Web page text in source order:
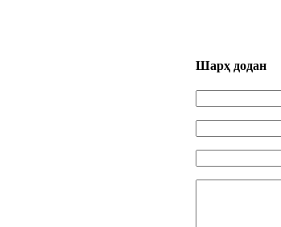
Шарҳ додан